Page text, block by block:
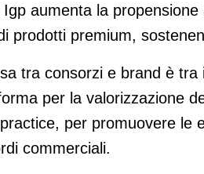
aumenta la
prodotti premium,
tra consorzi e brand è
per la valorizzazione
per promuovere le
commerciali.